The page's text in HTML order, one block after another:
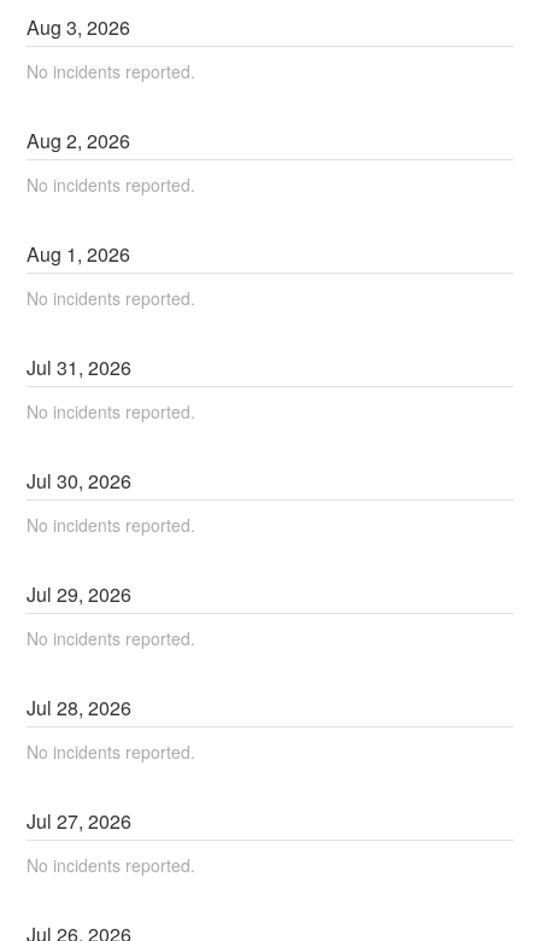
Aug3,2026
No incidents reported.
Aug2,2026
No incidents reported.
Aug 1,2026
No incidents reported.
Jul31,2026
No incidents reported.
Jul30,2026
No incidents reported.
Jul29,2026
No incidents reported.
Jul28,2026
No incidents reported.
Jul27,2026
No incidents reported.
Jul26,2026